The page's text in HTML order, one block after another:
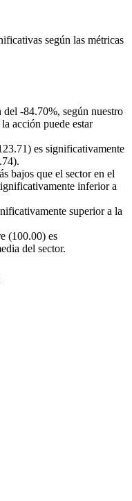
según las métricas
-84.70%, según nuestro
acción puede estar
es significativamente
bajos que el sector en el
inferior a
superior a la
(100.00) es
del sector.